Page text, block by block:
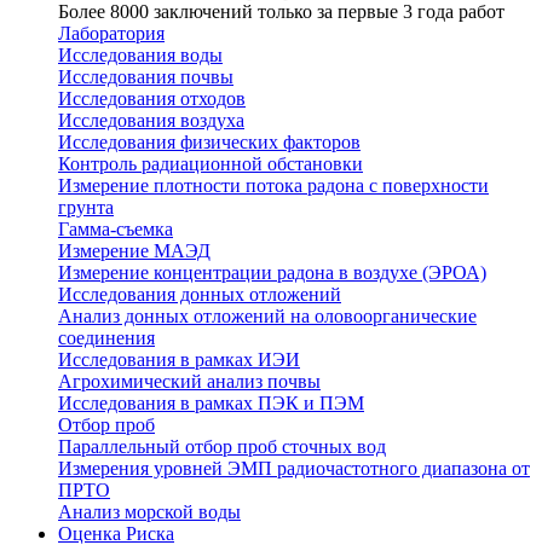
Более 8000 заключений только за первые 3 года работ
Лаборатория
Исследования воды
Исследования почвы
Исследования отходов
Исследования воздуха
Исследования физических факторов
Контроль радиационной обстановки
Измерение плотности потока радона с поверхности
грунта
Гамма-съемка
Измерение МАЭД
Измерение концентрации радона в воздухе (ЭРОА)
Исследования донных отложений
Анализ донных отложений на оловоорганические
соединения
Исследования в рамках ИЭИ
Агрохимический анализ почвы
Исследования в рамках ПЭК и ПЭМ
Отбор проб
Параллельный отбор проб сточных вод
Измерения уровней ЭМП радиочастотного диапазона от
ПРТО
Анализ морской воды
Оценка Риска